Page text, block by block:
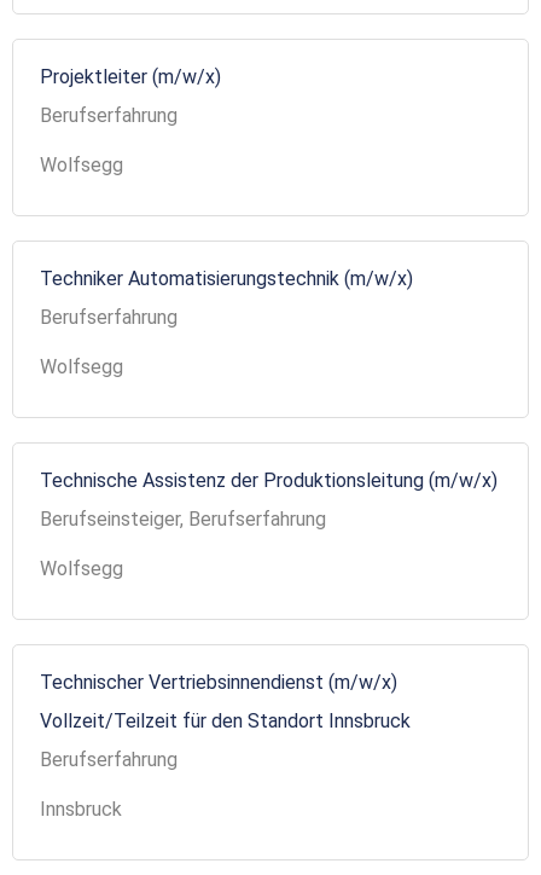
Projektleiter (m/w/x)
Berufserfahrung
Wolfsegg
Techniker Automatisierungstechnik (m/w/x)
Berufserfahrung
Wolfsegg
Technische Assistenz der Produktionsleitung (m/w/x)
Berufseinsteiger, Berufserfahrung
Wolfsegg
Technischer Vertriebsinnendienst (m/w/x)
Vollzeit/Teilzeit für den Standort Innsbruck
Berufserfahrung
Innsbruck